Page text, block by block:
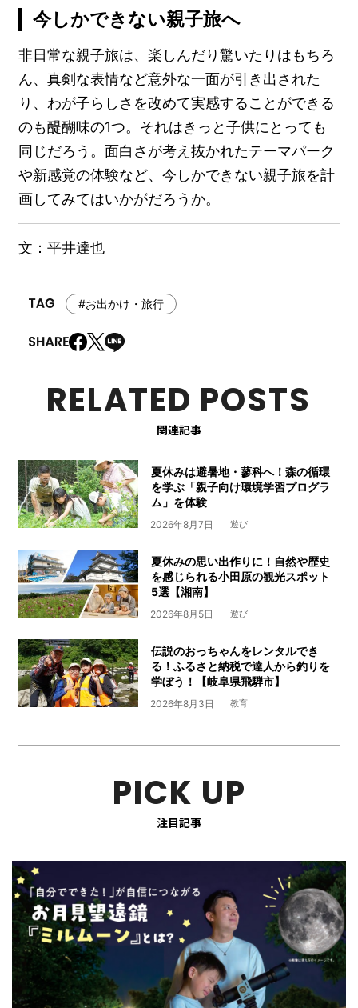
今しかできない親子旅へ
非日常な親子旅は、楽しんだり驚いたりはもちろ
ん、真剣な表情など意外な一面が引き出された
り、わが子らしさを改めて実感することができる
のも醍醐味の1つ。それはきっと子供にとっても
同じだろう。面白さが考え抜かれたテーマパーク
や新感覚の体験など、今しかできない親子旅を計
画してみてはいかがだろうか。
文：平井達也
#お出かけ・旅行
RELATED POSTS
関連記事
夏休みは避暑地・蓼科へ！森の循環
を学ぶ「親子向け環境学習プログラ
ム」を体験
2026年8月7日 遊び
夏休みの思い出作りに！自然や歴史
を感じられる小田原の観光スポット
5選【湘南】
2026年8月5日 遊び
伝説のおっちゃんをレンタルでき
る！ふるさと納税で達人から釣りを
学ぼう！【岐阜県飛騨市】
2026年8月3日 教育
PICK UP
注目記事